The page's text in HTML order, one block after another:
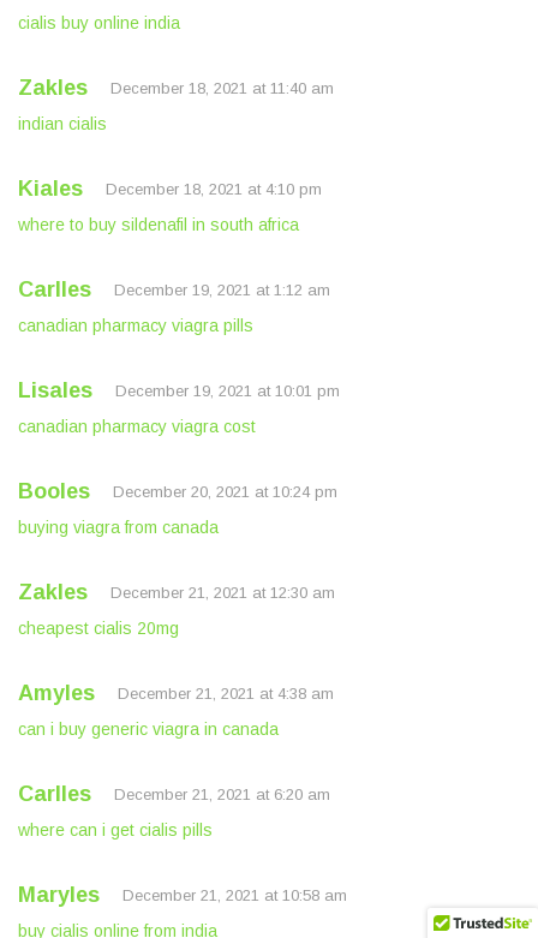
cialis buy online india
Zakles December 18, 2021 at 11:40 am
indian cialis
Kiales December 18, 2021 at 4:10 pm
where to buy sildenafil in south africa
Carlles December 19, 2021 at 1:12 am
canadian pharmacy viagra pills
Lisales December 19, 2021 at 10:01 pm
canadian pharmacy viagra cost
Booles December 20, 2021 at 10:24 pm
buying viagra from canada
Zakles December 21, 2021 at 12:30 am
cheapest cialis 20mg
Amyles December 21, 2021 at 4:38 am
can i buy generic viagra in canada
Carlles December 21, 2021 at 6:20 am
where can i get cialis pills
Maryles December 21, 2021 at 10:58 am
buy cialis online from india